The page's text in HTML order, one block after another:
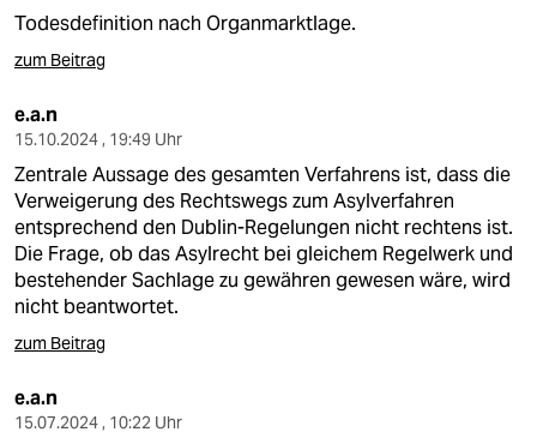
Todesdefinition nach Organmarktlage.
zum Beitrag
e.a.n
15.10.2024 , 19:49 Uhr
Zentrale Aussage des gesamten Verfahrens ist, dass die
Verweigerung des Rechtswegs zum Asylverfahren
entsprechend den Dublin-Regelungen nicht rechtens ist.
Die Frage, ob das Asylrecht bei gleichem Regelwerk und
bestehender Sachlage zu gewähren gewesen wäre, wird
nicht beantwortet.
zum Beitrag
e.a.n
15.07.2024 , 10:22 Uhr